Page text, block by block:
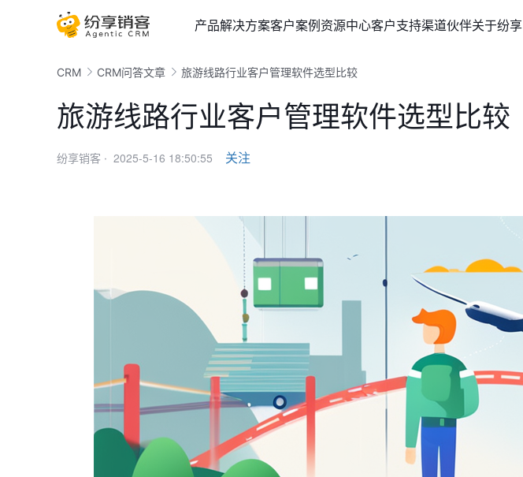
产品解决方案客户案例资源中心客户支持渠道伙伴关于纷享
CRM CRM问答文章 旅游线路行业客户管理软件选型比较
旅游线路行业客户管理软件选型比较
纷享销客 · 2025-5-16 18:50:55 关注